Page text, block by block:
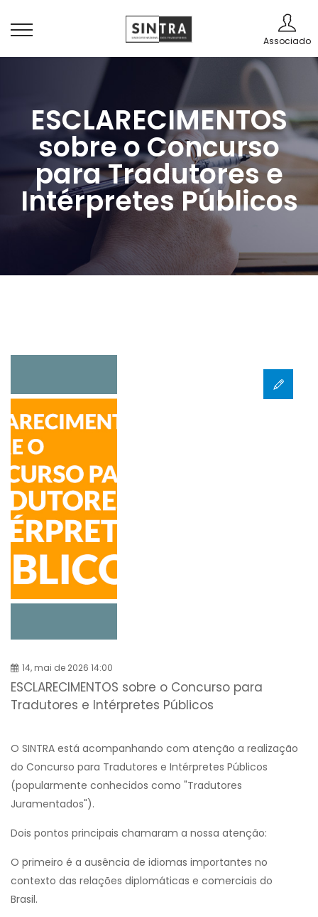
Associado
ESCLARECIMENTOS
sobre o Concurso
para Tradutores e
Intérpretes Públicos
14, mai de 2026 14:00
ESCLARECIMENTOS sobre o Concurso para
Tradutores e Intérpretes Públicos
O SINTRA está acompanhando com atenção a realização
do Concurso para Tradutores e Intérpretes Públicos
(popularmente conhecidos como "Tradutores
Juramentados").
Dois pontos principais chamaram a nossa atenção:
O primeiro é a ausência de idiomas importantes no
contexto das relações diplomáticas e comerciais do
Brasil.